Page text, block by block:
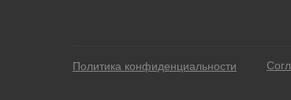
Политика конфиденциальности